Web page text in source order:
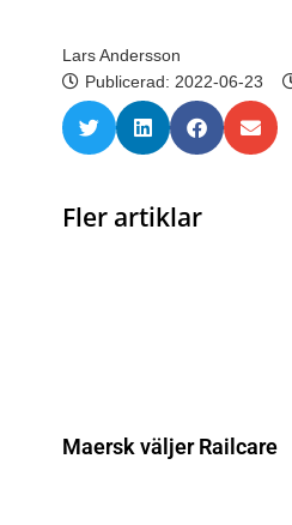
Lars Andersson
Publicerad: 2022-06-23
Fler artiklar
Maersk väljer Railcare